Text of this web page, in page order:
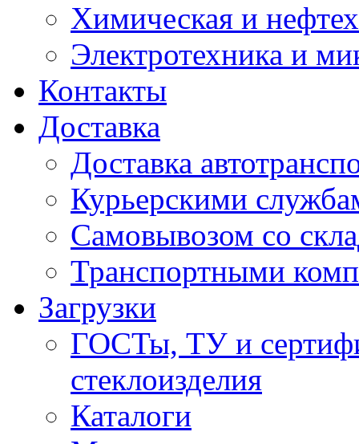
Химическая и
Электротехника и
Контакты
Доставка
Доставка
Курьерскими
Самовывозом со
Транспортными
Загрузки
ГОСТы, ТУ и
стеклоизделия
Каталоги